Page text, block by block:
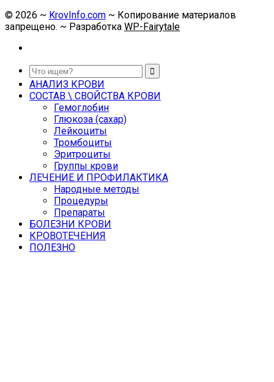
© 2026 ~ KrovInfo.com ~ Копирование материалов
запрещено. ~ Разработка WP-Fairytale
АНАЛИЗ КРОВИ
СОСТАВ \ СВОЙСТВА КРОВИ
Гемоглобин
Глюкоза (сахар)
Лейкоциты
Тромбоциты
Эритроциты
Группы крови
ЛЕЧЕНИЕ И ПРОФИЛАКТИКА
Народные методы
Процедуры
Препараты
БОЛЕЗНИ КРОВИ
КРОВОТЕЧЕНИЯ
ПОЛЕЗНО